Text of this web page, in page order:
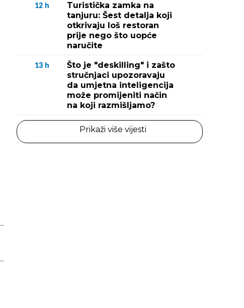
12 h
Turistička zamka na
tanjuru: Šest detalja koji
otkrivaju loš restoran
prije nego što uopće
naručite
13 h
Što je "deskilling" i zašto
stručnjaci upozoravaju
da umjetna inteligencija
može promijeniti način
na koji razmišljamo?
Prikaži više vijesti